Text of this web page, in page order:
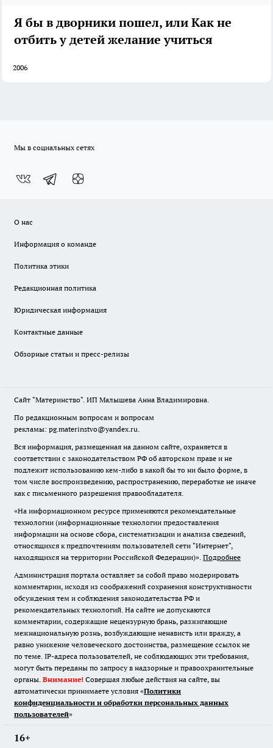
Я бы в дворники пошел, или Как не
отбить у детей желание учиться
2006
Мы в социальных сетях
О нас
Информация о команде
Политика этики
Редакционная политика
Юридическая информация
Контактные данные
Обзорные статьи и пресс-релизы
Сайт "Материнство". ИП Малышева Анна Владимировна.
По редакционным вопросам и вопросам
рекламы: pg.materinstvo@yandex.ru.
Вся информация, размещенная на данном сайте, охраняется в
соответствии с законодательством РФ об авторском праве и не
подлежит использованию кем-либо в какой бы то ни было форме, в
том числе воспроизведению, распространению, переработке не иначе
как с письменного разрешения правообладателя.
«На информационном ресурсе применяются рекомендательные
технологии (информационные технологии предоставления
информации на основе сбора, систематизации и анализа сведений,
относящихся к предпочтениям пользователей сети "Интернет",
находящихся на территории Российской Федерации)». Подробнее
Администрация портала оставляет за собой право модерировать
комментарии, исходя из соображений сохранения конструктивности
обсуждения тем и соблюдения законодательства РФ и
рекомендательных технологий. На сайте не допускаются
комментарии, содержащие нецензурную брань, разжигающие
межнациональную рознь, возбуждающие ненависть или вражду, а
равно унижение человеческого достоинства, размещение ссылок не
по теме. IP-адреса пользователей, не соблюдающих эти требования,
могут быть переданы по запросу в надзорные и правоохранительные
органы. Внимание! Совершая любые действия на сайте, вы
автоматически принимаете условия «Политики
конфиденциальности и обработки персональных данных
пользователей»
16+